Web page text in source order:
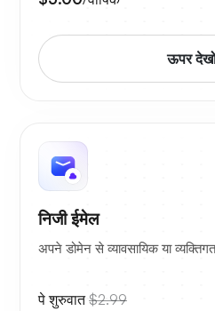
ऊपर
निजी ईमेल
अपने डोमेन से व्यावसायिक या
पे शुरुवात$2.99